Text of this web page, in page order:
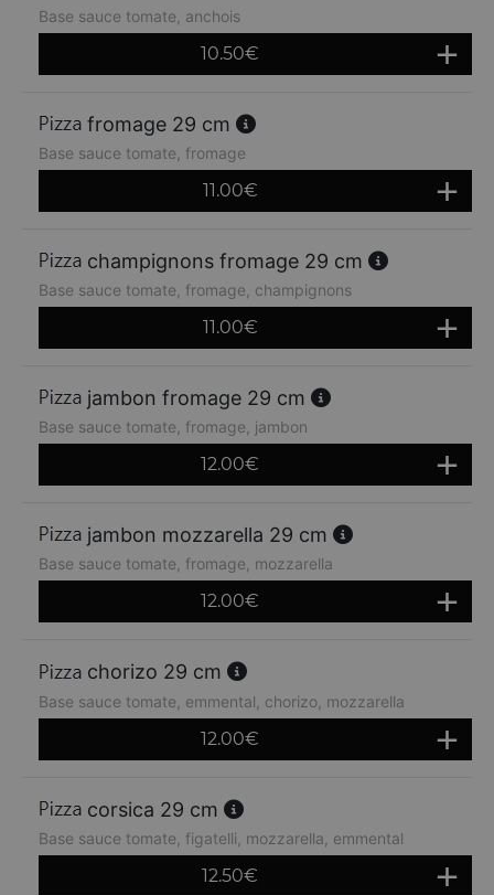
Base sauce tomate, anchois
10.50€
fromage 29 cm
Base sauce tomate, fromage
11.00€
champignons fromage 29 cm
Base sauce tomate, fromage, champignons
11.00€
jambon fromage 29 cm
Base sauce tomate, fromage, jambon
12.00€
jambon mozzarella 29 cm
Base sauce tomate, fromage, mozzarella
12.00€
chorizo 29 cm
Base sauce tomate, emmental, chorizo, mozzarella
12.00€
corsica 29 cm
Base sauce tomate, figatelli, mozzarella, emmental
12.50€